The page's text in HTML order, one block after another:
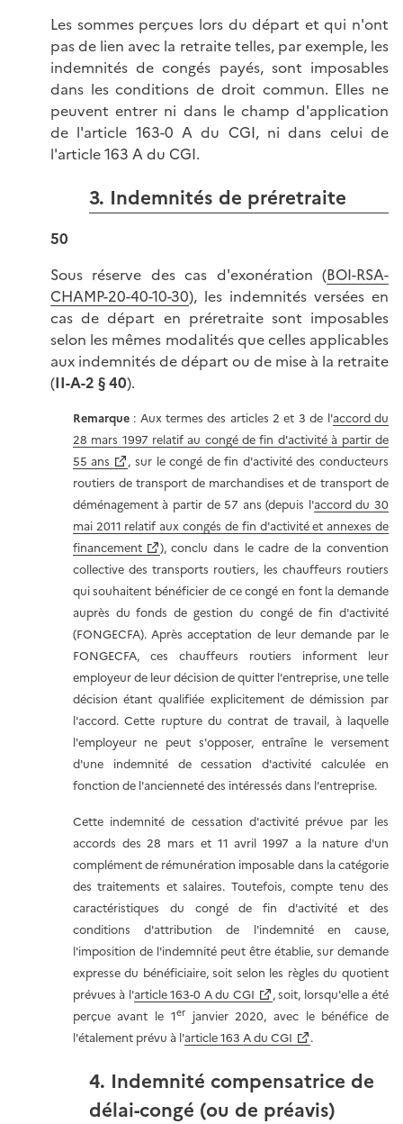
Les sommes perçues lors du départ et qui n'ont
pas de lien avec la retraite telles, par exemple, les
indemnités de congés payés, sont imposables
dans les conditions de droit commun. Elles ne
peuvent entrer ni dans le champ d'application
de l'article 163-0 A du CGI, ni dans celui de
l'article 163 A du CGI.
3. Indemnités de préretraite
50
Sous réserve des cas d'exonération (BOI-RSA-
CHAMP-20-40-10-30), les indemnités versées en
cas de départ en préretraite sont imposables
selon les mêmes modalités que celles applicables
aux indemnités de départ ou de mise à la retraite
(II-A-2 § 40).
Remarque : Aux termes des articles 2 et 3 de l'accord du
28 mars 1997 relatif au congé de fin d'activité à partir de
55 ans
, sur le congé de fin d'activité des conducteurs
routiers de transport de marchandises et de transport de
déménagement à partir de 57 ans (depuis l'accord du 30
mai 2011 relatif aux congés de fin d'activité et annexes de
financement
), conclu dans le cadre de la convention
collective des transports routiers, les chauffeurs routiers
qui souhaitent bénéficier de ce congé en font la demande
auprès du fonds de gestion du congé de fin d'activité
(FONGECFA). Après acceptation de leur demande par le
FONGECFA, ces chauffeurs routiers informent leur
employeur de leur décision de quitter l'entreprise, une telle
décision étant qualifiée explicitement de démission par
l'accord. Cette rupture du contrat de travail, à laquelle
l'employeur ne peut s'opposer, entraîne le versement
d'une indemnité de cessation d'activité calculée en
fonction de l'ancienneté des intéressés dans l'entreprise.
Cette indemnité de cessation d'activité prévue par les
accords des 28 mars et 11 avril 1997 a la nature d'un
complément de rémunération imposable dans la catégorie
des traitements et salaires. Toutefois, compte tenu des
caractéristiques du congé de fin d'activité et des
conditions d'attribution de l'indemnité en cause,
l'imposition de l'indemnité peut être établie, sur demande
expresse du bénéficiaire, soit selon les règles du quotient
prévues à l'article 163-0 A du CGI
, soit, lorsqu'elle a été
perçue avant le 1erjanvier 2020, avec le bénéfice de
l'étalement prévu à l'article 163 A du CGI .
4. Indemnité compensatrice de
délai-congé (ou de préavis)